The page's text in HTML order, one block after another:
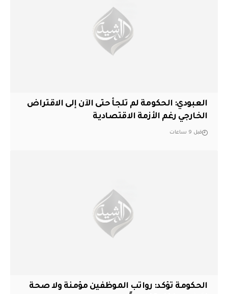
العبودي: الحكومة لم تلجأ حتى الآن إلى الاقتراض
الخارجي رغم الأزمة الاقتصادية
قبل 9 ساعات
الحكومة تؤكد: رواتب الموظفين مؤمنة ولا صحة